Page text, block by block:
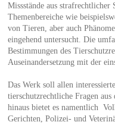
Missstände aus
Themenbereiche wie
von Tieren, aber auch
eingehend untersucht. Die
Bestimmungen des
Auseinandersetzung mit der
Das Werk soll allen
tierschutzrechtliche Fragen
hinaus bietet es namentlich
Gerichten, Polizei- und